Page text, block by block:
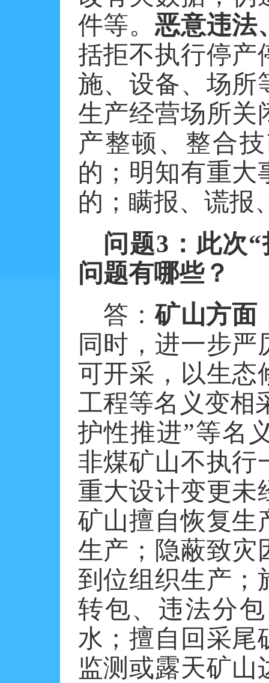
件等。 恶意违法
括拒不执行停产
施、设备、场所
生产经营场所关
产整顿、整合
的；明知有重大
的；瞒报、谎报
问题3 ：此次
问题有哪些？
答：矿山方面
同时，进一步
可开采，以生态
工程等名义变相
护性推进”等名
非煤矿山不执行
重大设计变更未
矿山擅自恢复生
生产；隐蔽致灾
到位组织生产；
转包、违法分
水；擅自回采尾
监测或露天矿山